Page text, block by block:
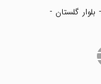
گلستان -